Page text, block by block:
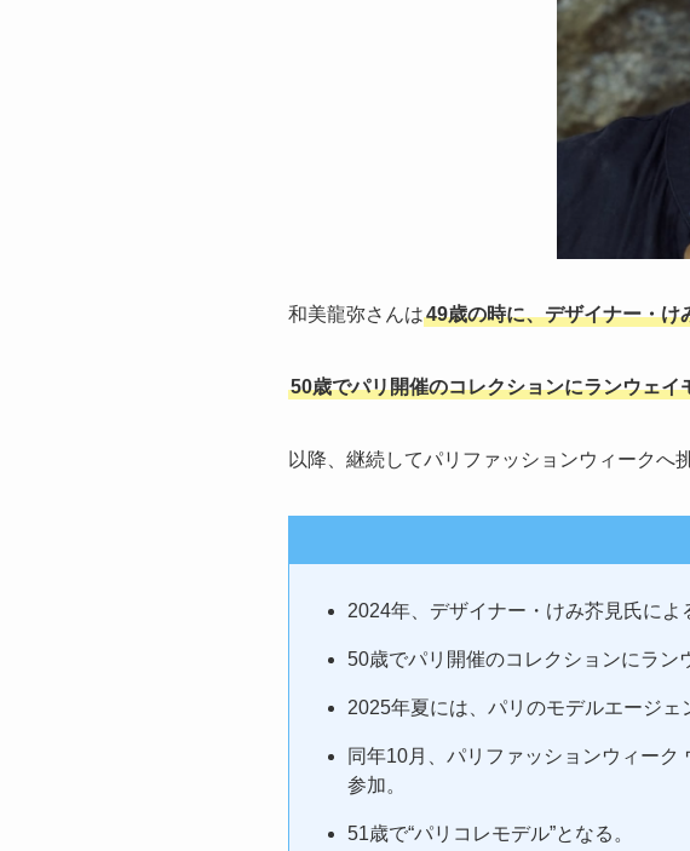
和美龍弥さんは49歳の時に、デザイナー・
50歳でパリ開催のコレクションにランウェイ
以降、継続してパリファッションウィークへ
2024年、デザイナー・けみ芥見氏によ
50歳でパリ開催のコレクションにラン
2025年夏には、パリのモデルエージェ
同年10月、パリファッションウィーク
参加。
51歳で“パリコレモデル”となる。